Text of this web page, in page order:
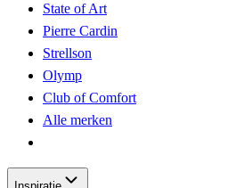
State of Art
Pierre Cardin
Strellson
Olymp
Club of Comfort
Alle merken